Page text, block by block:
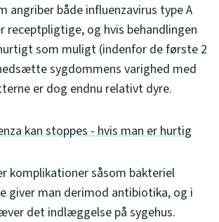
angriber både influenzavirus type A
receptpligtige, og hvis behandlingen
som muligt (indenfor de første 2
sygdommens varighed med
er dog endnu relativt dyre.
kan stoppes - hvis man er hurtig
komplikationer såsom bakteriel
giver man derimod antibiotika, og i
det indlæggelse på sygehus.